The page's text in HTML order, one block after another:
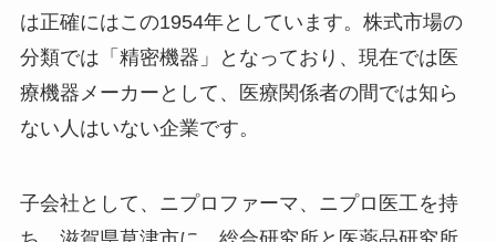
は正確にはこの1954年としています。株式市場の
分類では「精密機器」となっており、現在では医
療機器メーカーとして、医療関係者の間では知ら
ない人はいない企業です。
子会社として、ニプロファーマ、ニプロ医工を持